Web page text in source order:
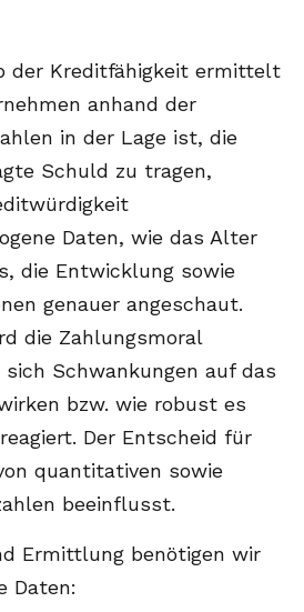
der Kreditfähigkeit ermittelt
anhand der
in der Lage ist, die
Schuld zu tragen,
Daten, wie das Alter
die Entwicklung sowie
genauer angeschaut.
die Zahlungsmoral
Schwankungen auf das
bzw. wie robust es
Der Entscheid für
quantitativen sowie
beeinflusst.
Ermittlung benötigen wir
Daten: